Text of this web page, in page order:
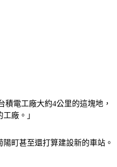
電工廠大約4公里的這塊地，
廠。」
町甚至還打算建設新的車站。